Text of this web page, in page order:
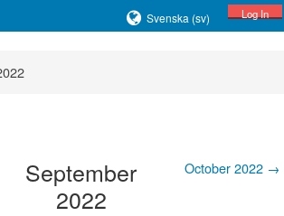
Log In
Svenska ‎(sv)‎
September
2022
October 2022 →